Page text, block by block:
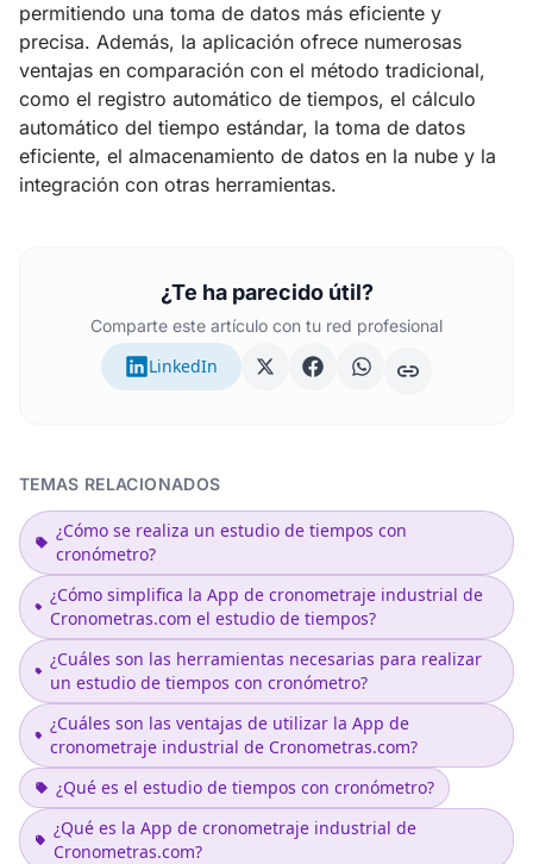
permitiendo una toma de datos más eficiente y
precisa. Además, la aplicación ofrece numerosas
ventajas en comparación con el método tradicional,
como el registro automático de tiempos, el cálculo
automático del tiempo estándar, la toma de datos
eficiente, el almacenamiento de datos en la nube y la
integración con otras herramientas.
¿Te ha parecido útil?
Comparte este artículo con tu red profesional
LinkedIn
TEMAS RELACIONADOS
¿Cómo se realiza un estudio de tiempos con
cronómetro?
¿Cómo simplifica la App de cronometraje industrial de
Cronometras.com el estudio de tiempos?
¿Cuáles son las herramientas necesarias para realizar
un estudio de tiempos con cronómetro?
¿Cuáles son las ventajas de utilizar la App de
cronometraje industrial de Cronometras.com?
¿Qué es el estudio de tiempos con cronómetro?
¿Qué es la App de cronometraje industrial de
Cronometras.com?